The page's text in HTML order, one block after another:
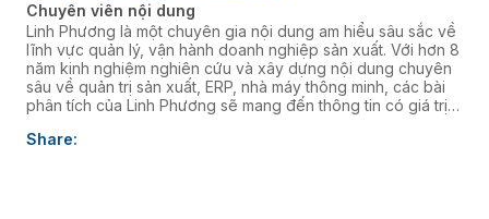
Chuyên viên nội dung
Linh Phương là một chuyên gia nội dung am hiểu sâu sắc về
lĩnh vực quản lý, vận hành doanh nghiệp sản xuất. Với hơn 8
năm kinh nghiệm nghiên cứu và xây dựng nội dung chuyên
sâu về quản trị sản xuất, ERP, nhà máy thông minh, các bài
phân tích của Linh Phương sẽ mang đến thông tin có giá trị
thúc đẩy chuyển đổi số. âaaa
Share: